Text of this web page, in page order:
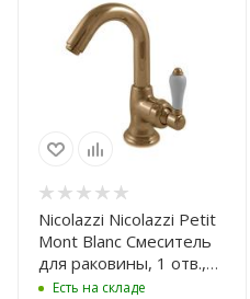
Nicolazzi Nicolazzi Petit
Mont Blanc Смеситель
для раковины, 1 отв.,
цвет: Bronze Plated
Есть на складе